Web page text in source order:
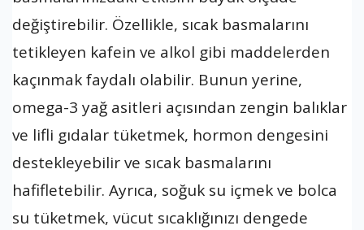
değiştirebilir. Özellikle, sıcak basmalarını
tetikleyen kafein ve alkol gibi maddelerden
kaçınmak faydalı olabilir. Bunun yerine,
omega-3 yağ asitleri açısından zengin balıklar
ve lifli gıdalar tüketmek, hormon dengesini
destekleyebilir ve sıcak basmalarını
hafifletebilir. Ayrıca, soğuk su içmek ve bolca
su tüketmek, vücut sıcaklığınızı dengede